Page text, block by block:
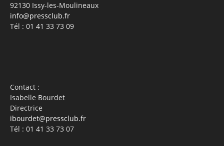
92130 Issy-les-Moulineaux
info@pressclub.fr
Tél : 01 41 33 73 09
Contact :
Isabelle Bourdet
Directrice
ibourdet@pressclub.fr
Tél : 01 41 33 73 07